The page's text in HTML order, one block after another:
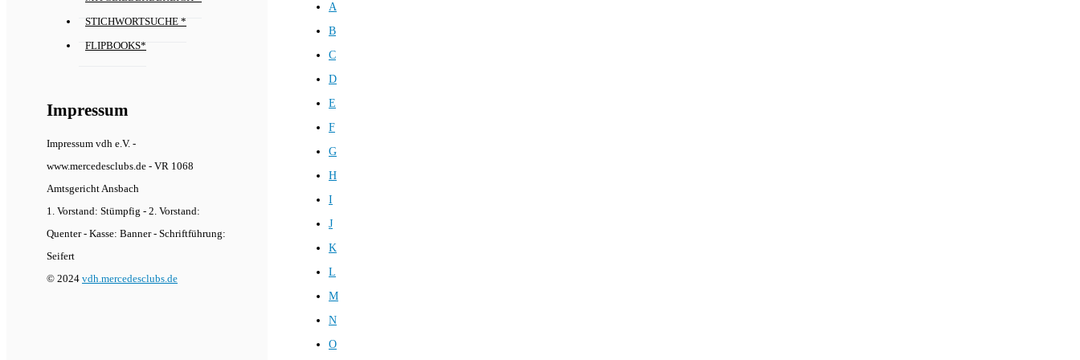
STICHWORTSUCHE *
FLIPBOOKS*
Impressum
Impressum vdh e.V. -
www.mercedesclubs.de - VR 1068
Amtsgericht Ansbach
1. Vorstand: Stümpfig - 2. Vorstand:
Quenter - Kasse: Banner - Schriftführung:
Seifert
© 2024 vdh.mercedesclubs.de
A
B
C
D
E
F
G
H
I
J
K
L
M
N
O